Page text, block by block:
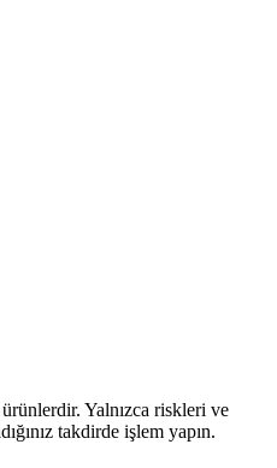
Yalnızca riskleri ve
takdirde işlem yapın.